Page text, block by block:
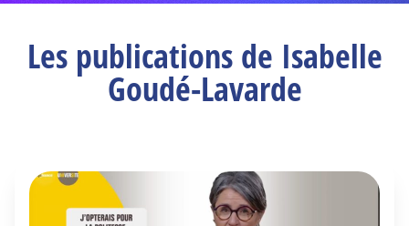
Les publications de Isabelle
Goudé-Lavarde